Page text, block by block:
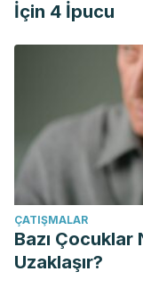
İçin 4 İpucu
ÇATIŞMALAR
Bazı
Uzaklaşır?